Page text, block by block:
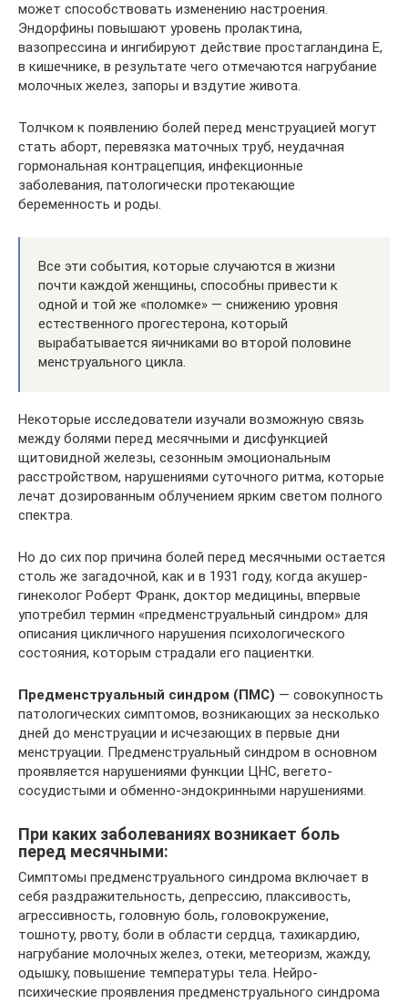
может способствовать изменению настроения.
Эндорфины повышают уровень пролактина,
вазопрессина и ингибируют действие простагландина Е,
в кишечнике, в результате чего отмечаются нагрубание
молочных желез, запоры и вздутие живота.
Толчком к появлению болей перед менструацией могут
стать аборт, перевязка маточных труб, неудачная
гормональная контрацепция, инфекционные
заболевания, патологически протекающие
беременность и роды.
Все эти события, которые случаются в жизни
почти каждой женщины, способны привести к
одной и той же «поломке» — снижению уровня
естественного прогестерона, который
вырабатывается яичниками во второй половине
менструального цикла.
Некоторые исследователи изучали возможную связь
между болями перед месячными и дисфункцией
щитовидной железы, сезонным эмоциональным
расстройством, нарушениями суточного ритма, которые
лечат дозированным облучением ярким светом полного
спектра.
Но до сих пор причина болей перед месячными остается
столь же загадочной, как и в 1931 году, когда акушер-
гинеколог Роберт Франк, доктор медицины, впервые
употребил термин «предменструальный синдром» для
описания цикличного нарушения психологического
состояния, которым страдали его пациентки.
Предменструальный синдром (ПМС) — совокупность
патологических симптомов, возникающих за несколько
дней до менструации и исчезающих в первые дни
менструации. Предменструальный синдром в основном
проявляется нарушениями функции ЦНС, вегето-
сосудистыми и обменно-эндокринными нарушениями.
При каких заболеваниях возникает боль
перед месячными:
Симптомы предменструального синдрома включает в
себя раздражительность, депрессию, плаксивость,
агрессивность, головную боль, головокружение,
тошноту, рвоту, боли в области сердца, тахикардию,
нагрубание молочных желез, отеки, метеоризм, жажду,
одышку, повышение температуры тела. Нейро-
психические проявления предменструального синдрома